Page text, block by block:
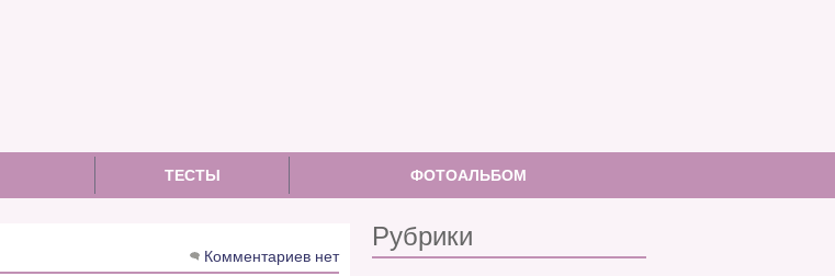
ТЕСТЫ ФОТОАЛЬБОМ
Рубрики
Комментариев нет